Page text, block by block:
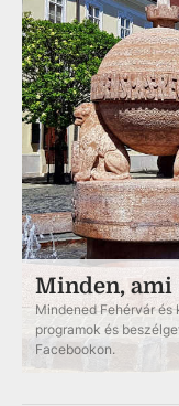
Minden, ami
Mindened Fehérvár
programok és
Facebookon.